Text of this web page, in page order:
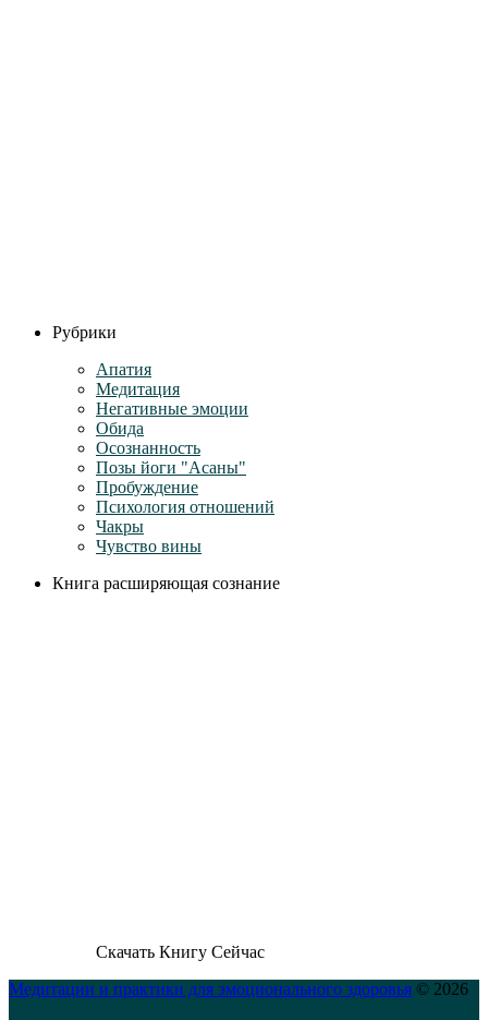
Рубрики
Апатия
Медитация
Негативные эмоции
Обида
Осознанность
Позы йоги "Асаны"
Пробуждение
Психология отношений
Чакры
Чувство вины
Книга расширяющая сознание
Скачать Книгу Сейчас
Медитации и практики для эмоционального здоровья © 2026